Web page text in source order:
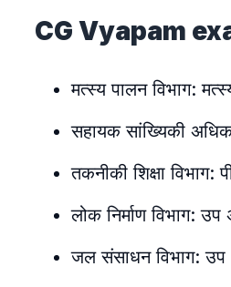
CG Vyapam
मत्स्य पालन विभाग:
सहायक सांख्यिकी
तकनीकी शिक्षा विभाग:
लोक निर्माण विभाग: उप
जल संसाधन विभाग: उप